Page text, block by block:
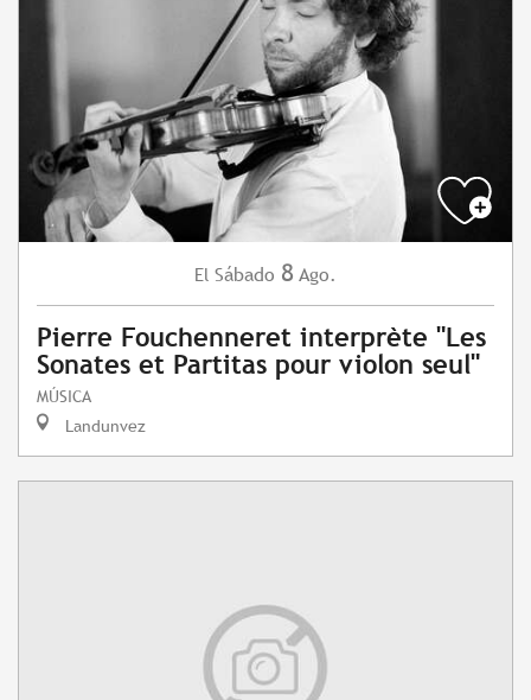
El Sábado 8 Ago.
Pierre Fouchenneret interprète "Les
Sonates et Partitas pour violon seul"
MÚSICA
Landunvez